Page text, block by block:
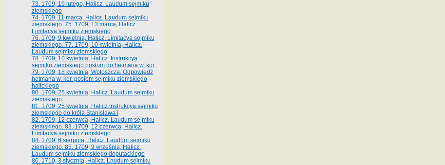
73. 1709, 19 lutego, Halicz. Laudum sejmiku
ziemskiego
74. 1709, 11 marca, Halicz. Laudum sejmiku
ziemskiego. 75. 1709, 13 marca, Halicz.
Limitacya sejmiku ziemskiego
76. 1709, 9 kwietnia, Halicz. Limitacya sejmiku
ziemskiego. 77. 1709, 10 kwietnia, Halicz.
Laudum sejmiku ziemskiego
78. 1709, 10 kwietnia, Halicz. Instrukcya
sejmiku ziemskiego posłom do hetmana w. kor.
79. 1709, 18 kwietnia, Wołoszcza. Odpowiedź
hetmana w. kor. posłom sejmiku ziemskiego
halickiego
80. 1709, 25 kwietnia, Halicz. Laudum sejmiku
ziemskiego
81. 1709, 25 kwietnia, Halicz.Instrukcya sejmiku
ziemskiego do króla Stanisława I
82. 1709, 12 czerwca, Halicz. Laudum sejmiku
ziemskiego. 83. 1709, 12 czerwca, Halicz.
Limitacya sejmiku ziemskiego
84. 1709, 6 sierpnia, Halicz. Laudum sejmiku
ziemskiego. 85. 1709, 9 września, Halicz.
Laudum sejmiku ziemskiego deputackiego
86. 1710, 3 stycznia, Halicz. Laudum sejmiku